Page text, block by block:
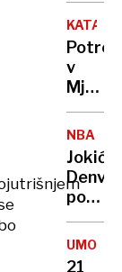
ljudje
z
IQ in
kje
smo
Potres
v
že
več
kot
1000
žrtev
NBA
Jokić
Denver
do
nove
zmage
UMOR
21